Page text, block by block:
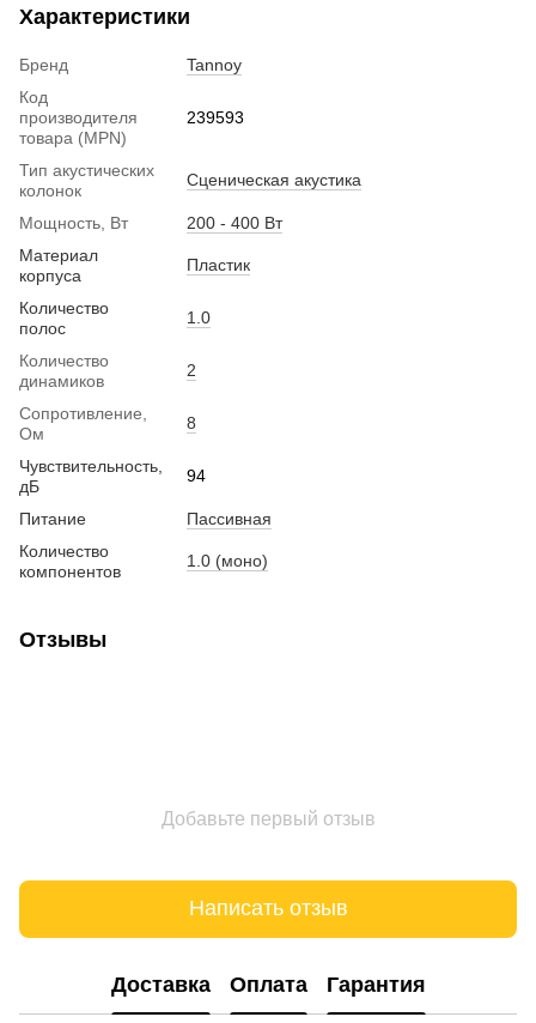
Характеристики
Бренд
Tannoy
Код
производителя
товара (MPN)
239593
Тип акустических
колонок
Сценическая акустика
Мощность, Вт
200 - 400 Вт
Материал
корпуса
Пластик
Количество
полос
1.0
Количество
динамиков
2
Сопротивление,
Ом
8
Чувствительность,
дБ
94
Питание
Пассивная
Количество
компонентов
1.0 (моно)
Отзывы
Добавьте первый отзыв
Написать отзыв
Доставка Оплата Гарантия